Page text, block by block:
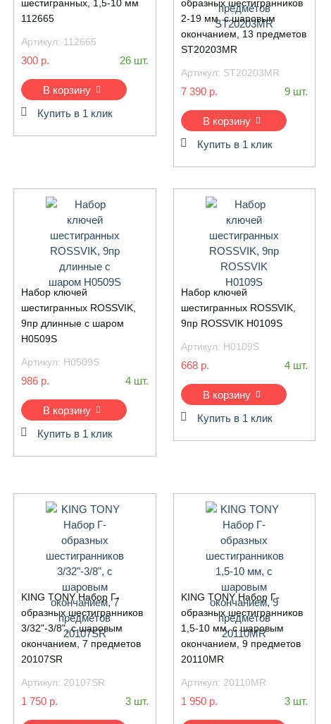
шестигранных, 1,5-10 мм
112665
Артикул: 112665
300 р. 26 шт.
В корзину
Купить в 1 клик
образных шестигранников
2-19 мм, с шаровым
окончанием, 13 предметов
ST20203MR
Артикул: ST20203MR
7 390 р. 9 шт.
В корзину
Купить в 1 клик
Набор ключей
шестигранных ROSSVIK,
9пр длинные с шаром
H0509S
Артикул: H0509S
986 р. 4 шт.
В корзину
Купить в 1 клик
Набор ключей
шестигранных ROSSVIK,
9пр ROSSVIK H0109S
Артикул: H0109S
668 р. 4 шт.
В корзину
Купить в 1 клик
KING TONY Набор Г-
образных шестигранников
3/32"-3/8", с шаровым
окончанием, 7 предметов
20107SR
Артикул: 20107SR
1 750 р. 3 шт.
KING TONY Набор Г-
образных шестигранников
1,5-10 мм, с шаровым
окончанием, 9 предметов
20110MR
Артикул: 20110MR
1 950 р. 3 шт.